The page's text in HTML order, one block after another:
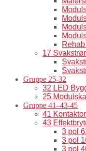
17
Gruppe 25-32
32 LED
25
Gruppe 41–43-45
41
43
3 pol
3 pol
3 pol